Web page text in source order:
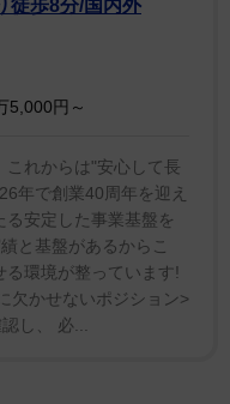
徒歩8分/国内外
5,000円～
これからは"安心して長
年で創業40周年を迎え
安定した事業基盤を
と基盤があるからこ
る環境が整っています!
欠かせないポジション>
し、 必...